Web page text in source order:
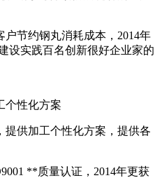
户节约钢丸消耗成本，2014年
设实践百名创新很好企业家的
个性化方案
提供加工个性化方案，提供各
**质量认证，2014年更获